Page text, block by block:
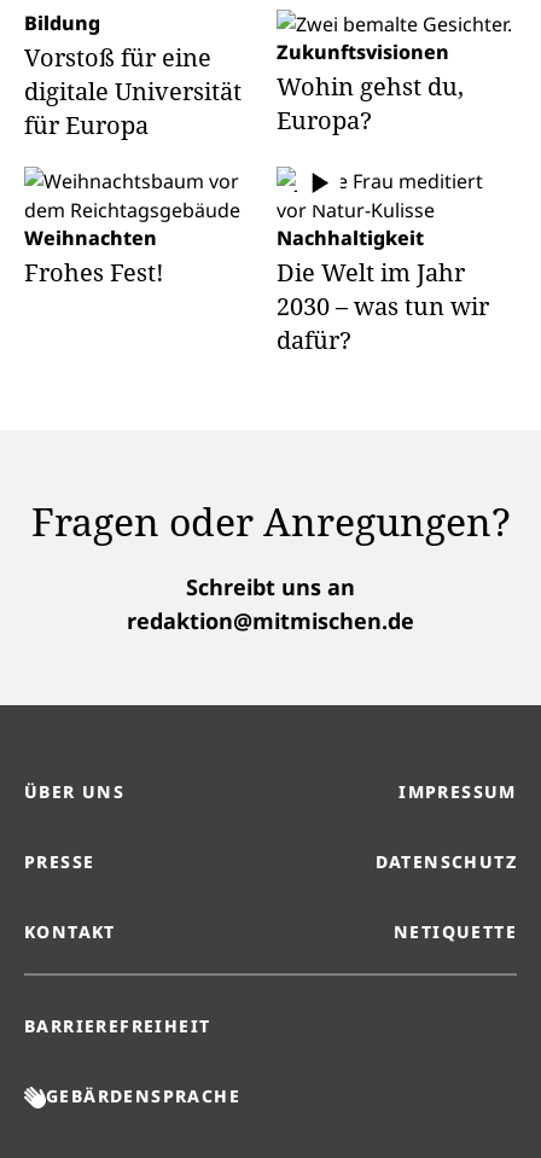
Bildung
Vorstoß für eine
digitale Universität
für Europa
Zukunftsvisionen
Wohin gehst du,
Europa?
Weihnachten
Frohes Fest!
Nachhaltigkeit
Die Welt im Jahr
2030 – was tun wir
dafür?
Fragen oder Anregungen?
Schreibt uns an
redaktion@mitmischen.de
ÜBER UNS IMPRESSUM
PRESSE DATENSCHUTZ
KONTAKT NETIQUETTE
BARRIEREFREIHEIT
GEBÄRDENSPRACHE